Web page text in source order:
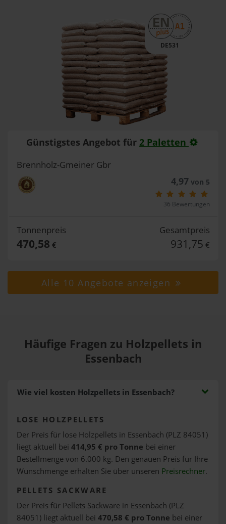
DE531
Günstigstes Angebot für 2 Paletten
Brennholz-Gmeiner Gbr
4,97von 5
36 Bewertungen
Tonnenpreis
470,58 €
Gesamtpreis
931,75 €
Alle 10 Angebote anzeigen
Häufige Fragen zu Holzpellets in
Essenbach
Wie viel kosten Holzpellets in Essenbach?
LOSE HOLZPELLETS
Der Preis für lose Holzpellets in Essenbach (PLZ 84051)
liegt aktuell bei 414,95 € pro Tonne bei einer
Bestellmenge von 6.000 kg. Den genauen Preis für Ihre
Wunschmenge erhalten Sie über unseren Preisrechner.
PELLETS SACKWARE
Der Preis für Pellets Sackware in Essenbach (PLZ
84051) liegt aktuell bei 470,58 € pro Tonne bei einer